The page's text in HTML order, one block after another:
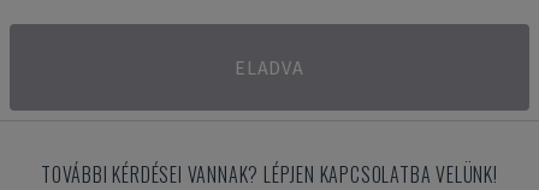
ELADVA
TOVÁBBI KÉRDÉSEI VANNAK? LÉPJEN KAPCSOLATBA VELÜNK!